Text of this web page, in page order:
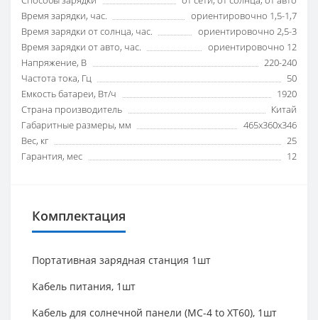
Время зарядки, час.
ориентировочно 1,5-1,7
Время зарядки от солнца, час.
ориентировочно 2,5-3
Время зарядки от авто, час.
ориентировочно 12
Напряжение, В
220-240
Частота тока, Гц
50
Емкость батареи, Вт/ч
1920
Страна производитель
Китай
Габаритные размеры, мм
465x360x346
Вес, кг
25
Гарантия, мес
12
Комплектация
Портативная зарядная станция 1шт
Кабель питания, 1шт
Кабель для солнечной панели (MC-4 to XT60), 1шт